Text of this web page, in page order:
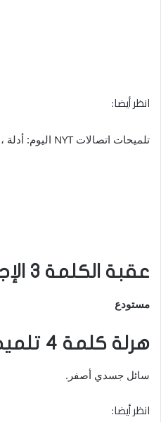
انظر أيضا:
تلميحات اتصالات NYT اليوم: أدلة ، إجابات في 28 أبريل 2025
عقبة الكلمة 3 الإجابة
مستودع
هرلة كلمة 4 تلميح
سائل جسدي أصفر.
انظر أيضا: